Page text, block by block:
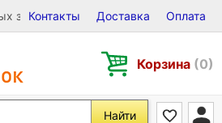
записей на Виниле, CD и DVD
Контакты Доставка Оплата
Корзина (0)
Найти